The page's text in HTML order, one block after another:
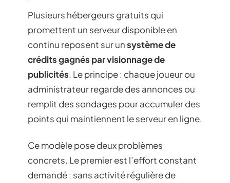
Plusieurs hébergeurs gratuits qui
promettent un serveur disponible en
continu reposent sur unsystème de
crédits gagnés par visionnage de
publicités. Le principe : chaque joueur ou
administrateur regarde des annonces ou
remplit des sondages pour accumuler des
points qui maintiennent le serveur en ligne.
Ce modèle pose deux problèmes
concrets. Le premier est l’effort constant
demandé : sans activité régulière de